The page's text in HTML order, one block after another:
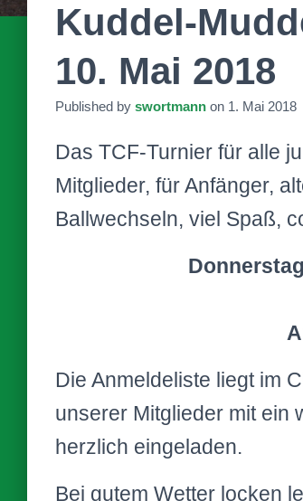
Kuddel-
10. Mai 2018
Published by swortmannon 1. Mai 2018
Das TCF-Turnier für alle
Mitglieder, für Anfänger,
Ballwechseln, viel Spaß,
Die Anmeldeliste liegt im
unserer Mitglieder mit ein
herzlich eingeladen.
Bei gutem Wetter locken